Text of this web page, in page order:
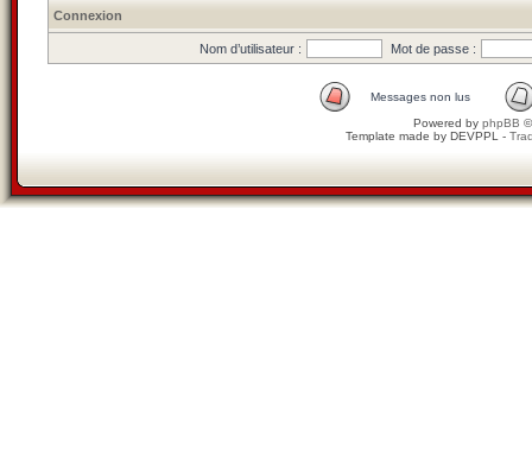
Connexion
Nom d’utilisateur : Mot de passe :
Messages non lus
Powered by phpBB
Template made by DEVPPL -